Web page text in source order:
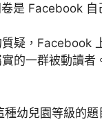
是 Facebook 自
疑，Facebook
的一群被動讀
幼兒園等級的